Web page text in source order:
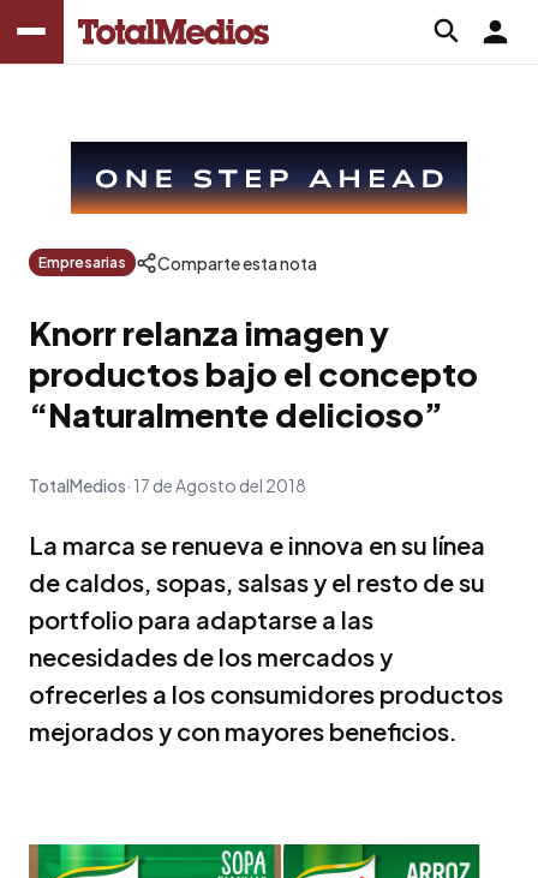
Empresarias Comparte esta nota
Knorr relanza imagen y
productos bajo el concepto
“Naturalmente delicioso”
TotalMedios 17 de Agosto del 2018
La marca se renueva e innova en su línea
de caldos, sopas, salsas y el resto de su
portfolio para adaptarse a las
necesidades de los mercados y
ofrecerles a los consumidores productos
mejorados y con mayores beneficios.